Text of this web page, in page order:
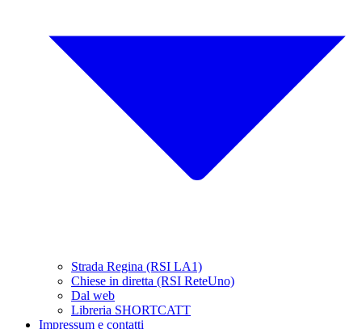
Strada Regina (RSI LA1)
Chiese in diretta (RSI ReteUno)
Dal web
Libreria SHORTCATT
Impressum e contatti